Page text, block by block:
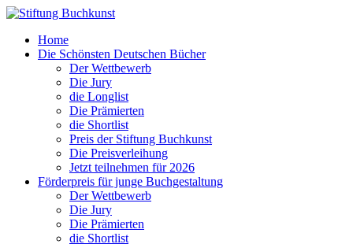
Home
Die Schönsten Deutschen Bücher
Der Wettbewerb
Die Jury
die Longlist
Die Prämierten
die Shortlist
Preis der Stiftung Buchkunst
Die Preisverleihung
Jetzt teilnehmen für 2026
Förderpreis für junge Buchgestaltung
Der Wettbewerb
Die Jury
Die Prämierten
die Shortlist